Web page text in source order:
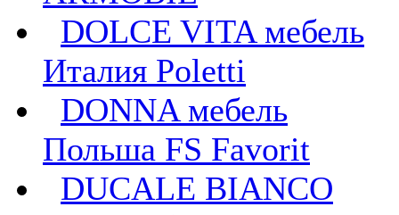
DOLCE VITA мебель
Италия Poletti
DONNA мебель
Польша FS Favorit
DUCALE BIANCO